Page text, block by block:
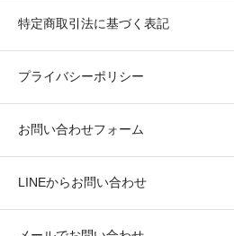
特定商取引法に基づく表記
プライバシーポリシー
お問い合わせフォーム
LINEからお問い合わせ